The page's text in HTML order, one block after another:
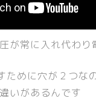
が常に入れ代わ
ために穴が２つな
いがあるんです